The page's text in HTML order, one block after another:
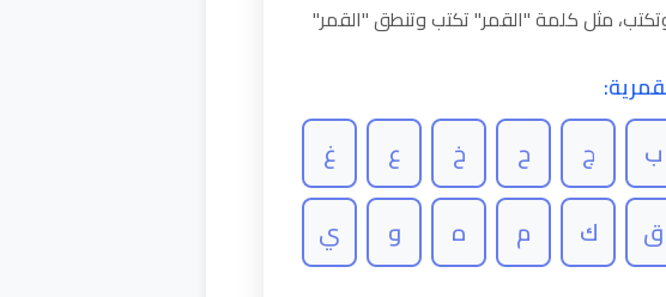
مثل كلمة "القمر" تكتب وتنطق "القمر"
ب ج ح خ ع
غ
ق ك م ه و ي